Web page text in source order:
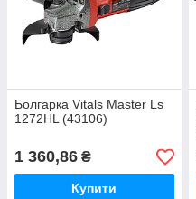
Болгарка Vitals Master Ls
1272HL (43106)
1 360,86 ₴
Купити